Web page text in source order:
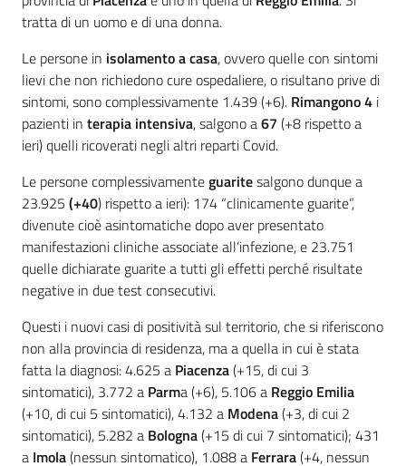
tratta di un uomo e di una donna.
Le persone in isolamento a casa, ovvero quelle con sintomi
lievi che non richiedono cure ospedaliere, o risultano prive di
sintomi, sono complessivamente 1.439 (+6). Rimangono 4 i
pazienti in terapia intensiva, salgono a67 (+8 rispetto a
ieri) quelli ricoverati negli altri reparti Covid.
Le persone complessivamenteguaritesalgono dunque a
23.925 (+40) rispetto a ieri): 174 “clinicamente guarite”,
divenute cioè asintomatiche dopo aver presentato
manifestazioni cliniche associate all’infezione, e 23.751
quelle dichiarate guarite a tutti gli effetti perché risultate
negative in due test consecutivi.
Questi i nuovi casi di positività sul territorio, che si riferiscono
non alla provincia di residenza, ma a quella in cui è stata
fatta la diagnosi: 4.625 a Piacenza(+15, di cui 3
sintomatici), 3.772 a Parma (+6), 5.106 a Reggio Emilia
(+10, di cui 5 sintomatici), 4.132 a Modena(+3, di cui 2
sintomatici), 5.282 a Bologna(+15 di cui 7 sintomatici); 431
a Imola(nessun sintomatico), 1.088 a Ferrara(+4, nessun